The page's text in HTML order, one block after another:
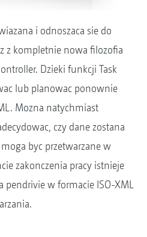
i odnoszaca sie do
z kompletnie nowa filozofia
Dzieki funkcji Task
lub planowac ponownie
Mozna natychmiast
czy dane zostana
byc przetwarzane w
zakonczenia pracy istnieje
pendrivie w formacie ISO-XML